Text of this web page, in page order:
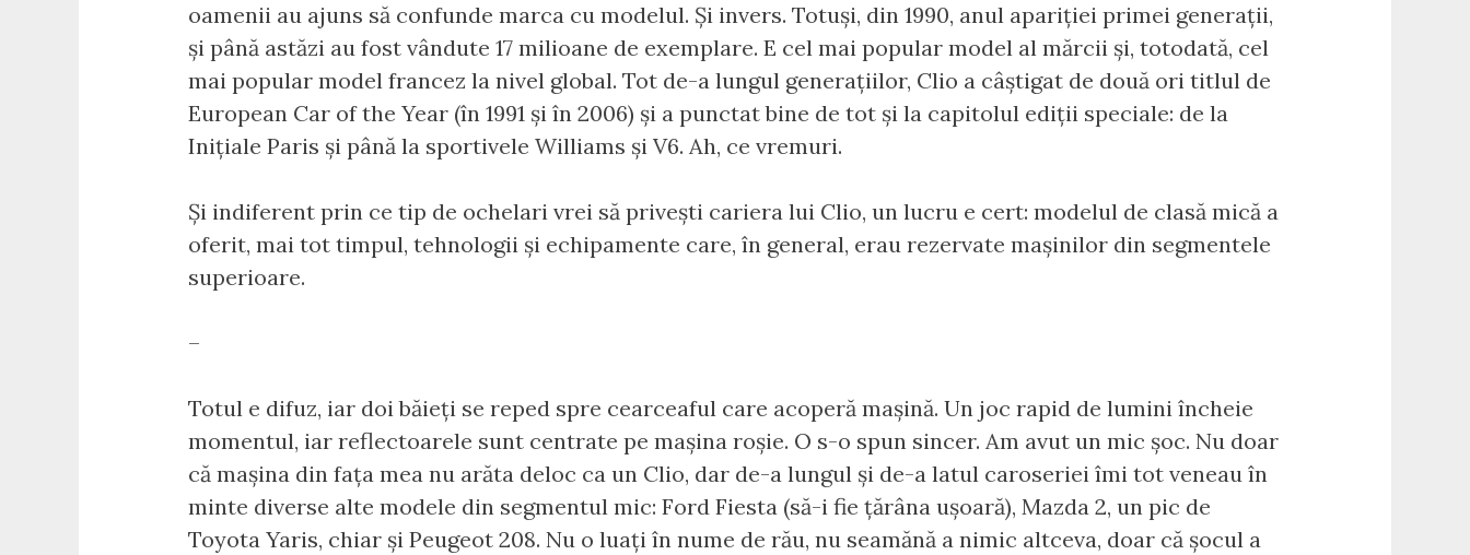
oamenii au ajuns să confunde marca cu modelul. Și invers. Totuși, din 1990, anul apariției primei generații,
și până astăzi au fost vândute 17 milioane de exemplare. E cel mai popular model al mărcii și, totodată, cel
mai popular model francez la nivel global. Tot de-a lungul generațiilor, Clio a câștigat de două ori titlul de
European Car of the Year (în 1991 și în 2006) și a punctat bine de tot și la capitolul ediții speciale: de la
Inițiale Paris și până la sportivele Williams și V6. Ah, ce vremuri.
Și indiferent prin ce tip de ochelari vrei să privești cariera lui Clio, un lucru e cert: modelul de clasă mică a
oferit, mai tot timpul, tehnologii și echipamente care, în general, erau rezervate mașinilor din segmentele
superioare.
–
Totul e difuz, iar doi băieți se reped spre cearceaful care acoperă mașină. Un joc rapid de lumini încheie
momentul, iar reflectoarele sunt centrate pe mașina roșie. O s-o spun sincer. Am avut un mic șoc. Nu doar
că mașina din fața mea nu arăta deloc ca un Clio, dar de-a lungul și de-a latul caroseriei îmi tot veneau în
minte diverse alte modele din segmentul mic: Ford Fiesta (să-i fie țărâna ușoară), Mazda 2, un pic de
Toyota Yaris, chiar și Peugeot 208. Nu o luați în nume de rău, nu seamănă a nimic altceva, doar că șocul a